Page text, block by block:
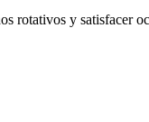
rotativos y satisfacer